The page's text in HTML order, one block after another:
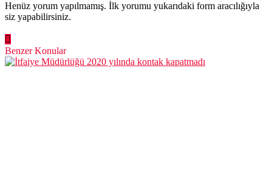
Henüz yorum yapılmamış. İlk yorumu yukarıdaki form aracılığıyla
siz yapabilirsiniz.
Benzer Konular